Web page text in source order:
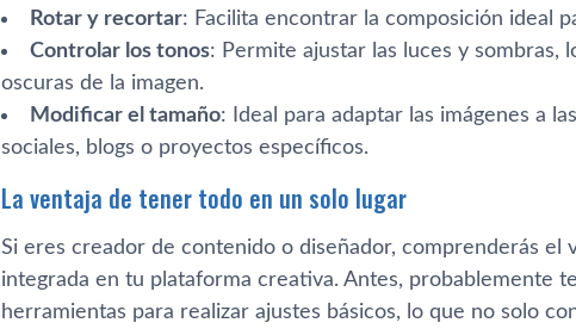
Rotar y recortar: Facilita encontrar la composición ideal
Controlar los tonos: Permite ajustar las luces y sombras,
oscuras de la imagen.
Modificar el tamaño: Ideal para adaptar las imágenes a
sociales, blogs o proyectos específicos.
La ventaja de tener todo en un solo lugar
Si eres creador de contenido o diseñador, comprenderás el
integrada en tu plataforma creativa. Antes, probablemente
herramientas para realizar ajustes básicos, lo que no solo